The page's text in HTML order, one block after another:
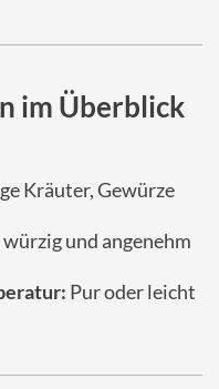
im Überblick
Kräuter, Gewürze
und angenehm
Pur oder leicht